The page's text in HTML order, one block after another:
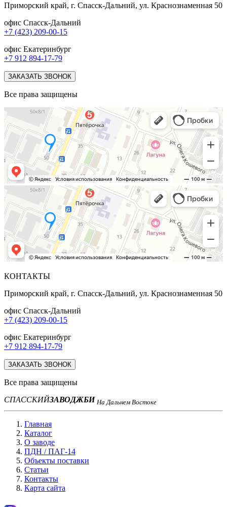
Приморский край, г. Спасск-Дальний, ул. Краснознаменная 50
офис Спасск-Дальний
+7 (423) 209-00-15
офис Екатеринбург
+7 912 894-17-79
ЗАКАЗАТЬ ЗВОНОК
Все права защищены
КОНТАКТЫ
Приморский край, г. Спасск-Дальний, ул. Краснознаменная 50
офис Спасск-Дальний
+7 (423) 209-00-15
офис Екатеринбург
+7 912 894-17-79
ЗАКАЗАТЬ ЗВОНОК
Все права защищены
СПАССКИЙЗАВОДЖБИ На Дальнем Востоке
Главная
Каталог
О заводе
ПДН / ПАГ-14
Объекты поставки
Статьи
Контакты
Карта сайта